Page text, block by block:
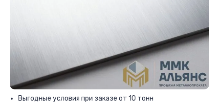
Выгодные условия при заказе от 10 тонн